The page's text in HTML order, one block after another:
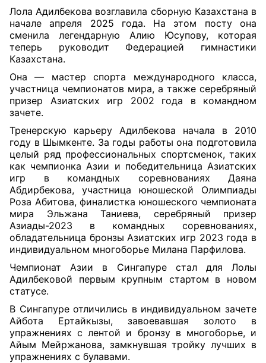
Лола Адилбекова возглавила сборную Казахстана в
начале апреля 2025 года. На этом посту она
сменила легендарную Алию Юсупову, которая
теперь руководит Федерацией гимнастики
Казахстана.
Она — мастер спорта международного класса,
участница чемпионатов мира, а также серебряный
призер Азиатских игр 2002 года в командном
зачете.
Тренерскую карьеру Адилбекова начала в 2010
году в Шымкенте. За годы работы она подготовила
целый ряд профессиональных спортсменок, таких
как чемпионка Азии и победительница Азиатских
игр в командных соревнованиях Даяна
Абдирбекова, участница юношеской Олимпиады
Роза Абитова, финалистка юношеского чемпионата
мира Эльжана Таниева, серебряный призер
Азиады-2023 в командных соревнованиях,
обладательница бронзы Азиатских игр 2023 года в
индивидуальном многоборье Милана Парфилова.
Чемпионат Азии в Сингапуре стал для Лолы
Адилбековой первым крупным стартом в новом
статусе.
В Сингапуре отличились в индивидуальном зачете
Айбота Ертайкызы, завоевавшая золото в
упражнениях с лентой и бронзу в многоборье, и
Айым Мейржанова, замкнувшая тройку лучших в
упражнениях с булавами.